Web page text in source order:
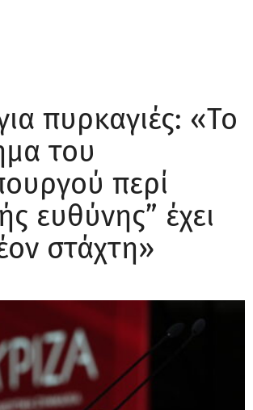
πυρκαγιές: «Το
του
περί
ευθύνης” έχει
στάχτη»